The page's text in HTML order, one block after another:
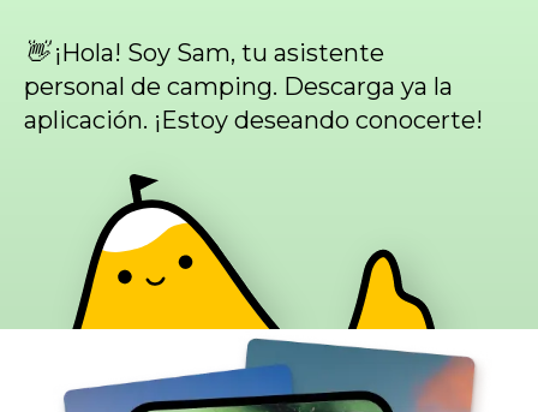
👋 ¡Hola! Soy Sam, tu asistente
personal de camping. Descarga ya la
aplicación. ¡Estoy deseando conocerte!